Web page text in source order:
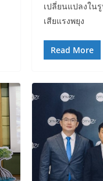
เปลี่ยนแปลงใน
เสียแรงพยุง
Read More